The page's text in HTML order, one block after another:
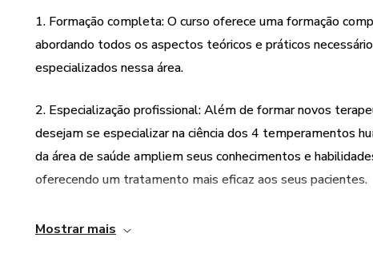
1. Formação completa: O curso oferece uma formação
abordando todos os aspectos teóricos e práticos
especializados nessa área.
2. Especialização profissional: Além de formar novos
desejam se especializar na ciência dos 4 temperamentos
da área de saúde ampliem seus conhecimentos e
oferecendo um tratamento mais eficaz aos seus pacientes.
3. Ferramenta clínica e de autoconhecimento: Os 4
Mostrar mais